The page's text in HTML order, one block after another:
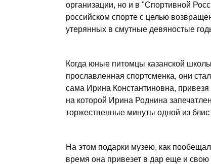
организации, но и в "Спортивной
российском спорте с целью
утерянных в смутные девяностые
Когда юные питомцы казанской
прославленная спортсменка, они
сама Ирина Константиновна,
на которой Ирина Роднина
торжественные минуты одной из
На этом подарки музею, как
время она привезет в дар еще и свою